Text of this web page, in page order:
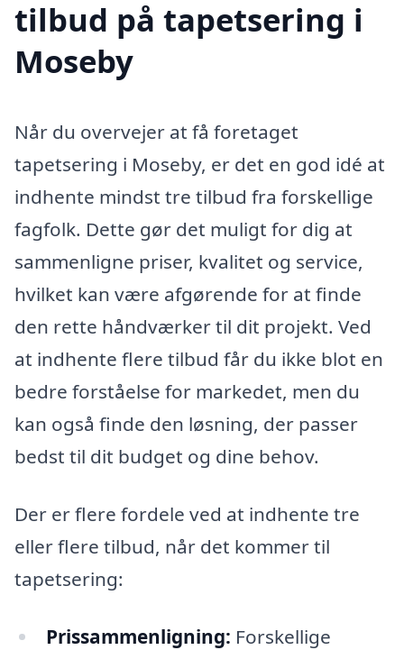
tilbud på tapetsering i
Moseby
Når du overvejer at få foretaget
tapetsering i Moseby, er det en god idé at
indhente mindst tre tilbud fra forskellige
fagfolk. Dette gør det muligt for dig at
sammenligne priser, kvalitet og service,
hvilket kan være afgørende for at finde
den rette håndværker til dit projekt. Ved
at indhente flere tilbud får du ikke blot en
bedre forståelse for markedet, men du
kan også finde den løsning, der passer
bedst til dit budget og dine behov.
Der er flere fordele ved at indhente tre
eller flere tilbud, når det kommer til
tapetsering:
Prissammenligning: Forskellige